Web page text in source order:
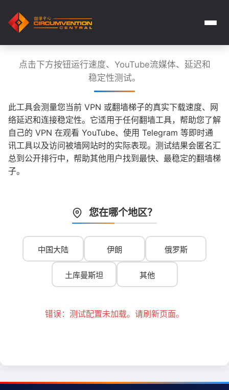
点击下方按钮运行速度、YouTube流媒体、延迟和
稳定性测试。
此工具会测量您当前 VPN 或翻墙梯子的真实下载速度、网
络延迟和连接稳定性。它适用于任何翻墙工具，帮助您了解
自己的 VPN 在观看 YouTube、使用 Telegram 等即时通
讯工具以及访问被墙网站时的实际表现。测试结果会匿名汇
总到公开排行中，帮助其他用户找到最快、最稳定的翻墙梯
子。
您在哪个地区？
中国大陆 伊朗 俄罗斯
土库曼斯坦 其他
错误：测试配置未加载。请刷新页面。